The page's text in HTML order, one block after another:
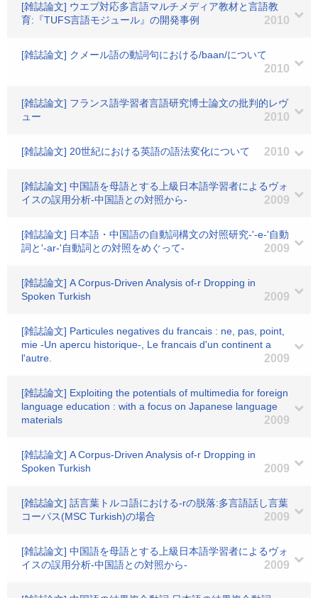
[雑誌論文] ウエブ対応多言語マルチメディア教材と言語教
育:『TUFS言語モジュール』の開発事例
2010
[雑誌論文] クメール語の動詞句における/baan/について
2010
[雑誌論文] フランス語学習者言語研究博士論文の批判的レヴ
ュー
2010
[雑誌論文] 20世紀における英語の語法変化について 2010
[雑誌論文] 中国語を母語とする上級日本語学習者によるヴォ
イスの誤用分析-中国語との対照から-
2009
[雑誌論文] 日本語・中国語の自動詞構文の対照研究-'-e-'自動
詞と'-ar-'自動詞との対照をめぐって-
2009
[雑誌論文] A Corpus-Driven Analysis of-r Dropping in
Spoken Turkish
2009
[雑誌論文] Particules negatives du francais : ne, pas, point,
mie -Un apercu historique-, Le francais d'un continent a
l'autre.
2009
[雑誌論文] Exploiting the potentials of multimedia for foreign
language education : with a focus on Japanese language
materials
2009
[雑誌論文] A Corpus-Driven Analysis of-r Dropping in
Spoken Turkish
2009
[雑誌論文] 話言葉トルコ語における-rの脱落:多言語話し言葉
コーパス(MSC Turkish)の場合
2009
[雑誌論文] 中国語を母語とする上級日本語学習者によるヴォ
イスの誤用分析-中国語との対照から-
2009